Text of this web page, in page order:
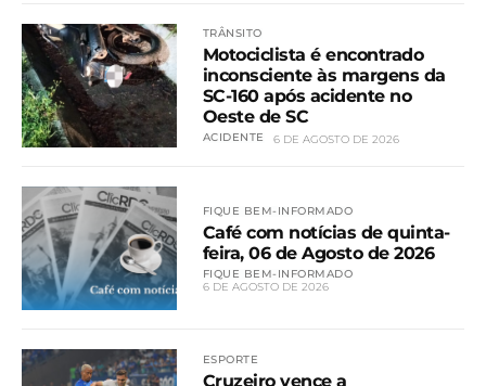
TRÂNSITO
Motociclista é encontrado
inconsciente às margens da
SC-160 após acidente no
Oeste de SC
ACIDENTE 6 DE AGOSTO DE 2026
FIQUE BEM-INFORMADO
Café com notícias de quinta-
feira, 06 de Agosto de 2026
FIQUE BEM-INFORMADO
6 DE AGOSTO DE 2026
ESPORTE
Cruzeiro vence a